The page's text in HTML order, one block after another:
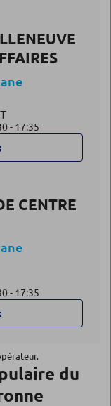
- 17:35
CENTRE
- 17:35
du